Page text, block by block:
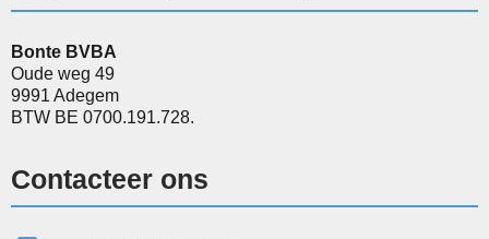
Bonte BVBA
Oude weg 49
9991 Adegem
BTW BE 0700.191.728.
Contacteer ons